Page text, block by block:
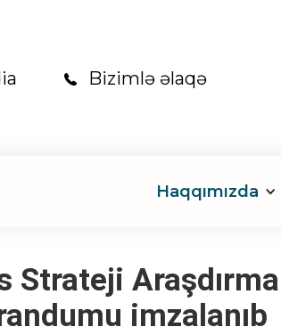
Bizimlə əlaqə
Haqqımızda
Strateji
imzalanıb